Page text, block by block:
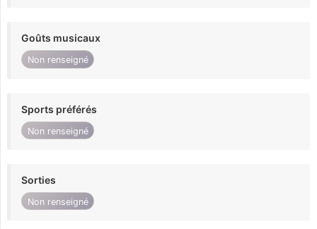
Goûts musicaux
Non renseigné
Sports préférés
Non renseigné
Sorties
Non renseigné